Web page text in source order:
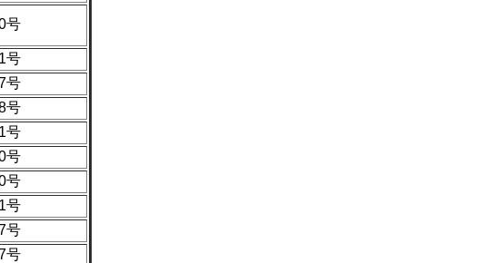
号
号
号
号
号
号
号
号
号
号